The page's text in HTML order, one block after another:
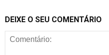
DEIXE O SEU COMENTÁRIO